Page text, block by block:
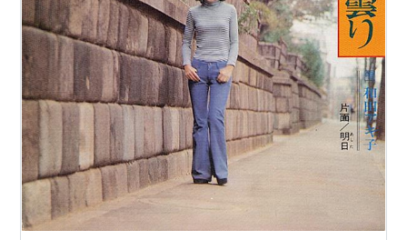
和田の歌唱力は「ＮＨＫ紅白で、あの（歌のうま
い）天童よしみをしのぐ声量だった」（音楽記
者）と実力は改めていうまでもない。しかし、７
０年代の歌謡曲全盛期はともかく、彼女に期待さ
れているのは歌よりも、ご意見番的立ち位置だ。
それを裏付けるように、過去１５年のシングルセ
ールスは、平成２年の「抱かれ上手」の５万４４
５０枚（オリコン調べ、以下同）から徐々に低
下。昨年８月の「愚かな女たち」は
わずか４７０